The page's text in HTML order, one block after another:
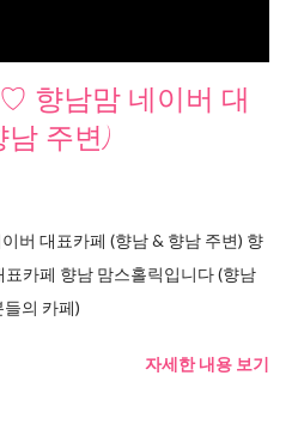
향남맘 네이버 대
남 주변)
버 대표카페 (향남 & 향남 주변) 향
카페 향남 맘스홀릭입니다 (향남
의 카페)
자세한 내용 보기